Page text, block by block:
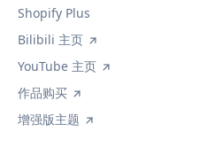
Shopify Plus
Bilibili 主页
YouTube 主页
作品购买
增强版主题